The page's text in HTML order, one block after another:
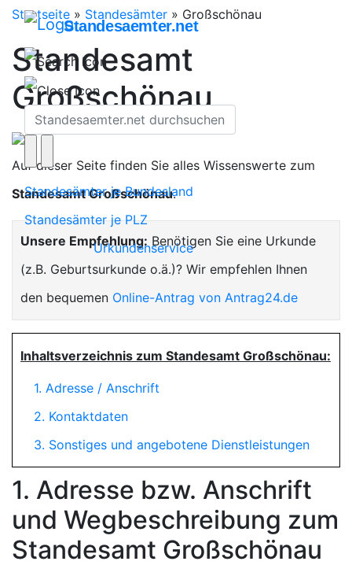
Standesaemter.net
Standesämter je Bundesland
Standesämter je PLZ
Urkundenservice
Startseite » Standesämter » Großschönau
Standesamt
Großschönau
Auf dieser Seite finden Sie alles Wissenswerte zum
Standesamt Großschönau.
Unsere Empfehlung: Benötigen Sie eine Urkunde
(z.B. Geburtsurkunde o.ä.)? Wir empfehlen Ihnen
den bequemen Online-Antrag von Antrag24.de
Inhaltsverzeichnis zum Standesamt Großschönau:
1. Adresse / Anschrift
2. Kontaktdaten
3. Sonstiges und angebotene Dienstleistungen
1. Adresse bzw. Anschrift
und Wegbeschreibung zum
Standesamt Großschönau